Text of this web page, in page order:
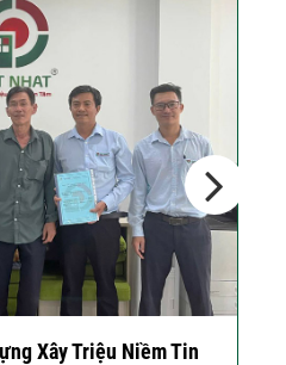
Xây Triệu Niềm Tin